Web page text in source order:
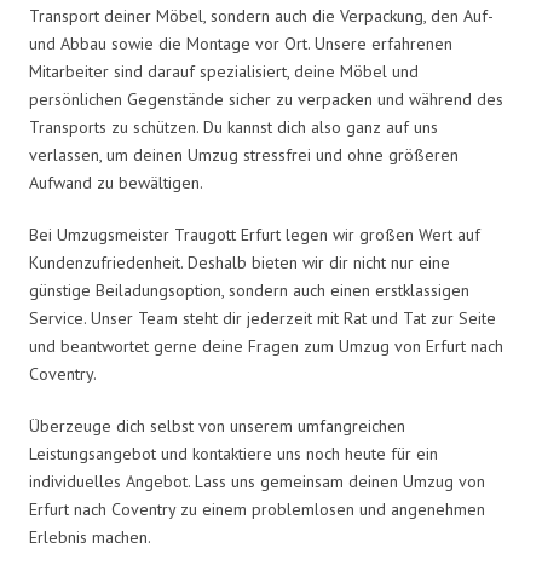
Transport deiner Möbel, sondern auch die Verpackung, den Auf-
und Abbau sowie die Montage vor Ort. Unsere erfahrenen
Mitarbeiter sind darauf spezialisiert, deine Möbel und
persönlichen Gegenstände sicher zu verpacken und während des
Transports zu schützen. Du kannst dich also ganz auf uns
verlassen, um deinen Umzug stressfrei und ohne größeren
Aufwand zu bewältigen.
Bei Umzugsmeister Traugott Erfurt legen wir großen Wert auf
Kundenzufriedenheit. Deshalb bieten wir dir nicht nur eine
günstige Beiladungsoption, sondern auch einen erstklassigen
Service. Unser Team steht dir jederzeit mit Rat und Tat zur Seite
und beantwortet gerne deine Fragen zum Umzug von Erfurt nach
Coventry.
Überzeuge dich selbst von unserem umfangreichen
Leistungsangebot und kontaktiere uns noch heute für ein
individuelles Angebot. Lass uns gemeinsam deinen Umzug von
Erfurt nach Coventry zu einem problemlosen und angenehmen
Erlebnis machen.